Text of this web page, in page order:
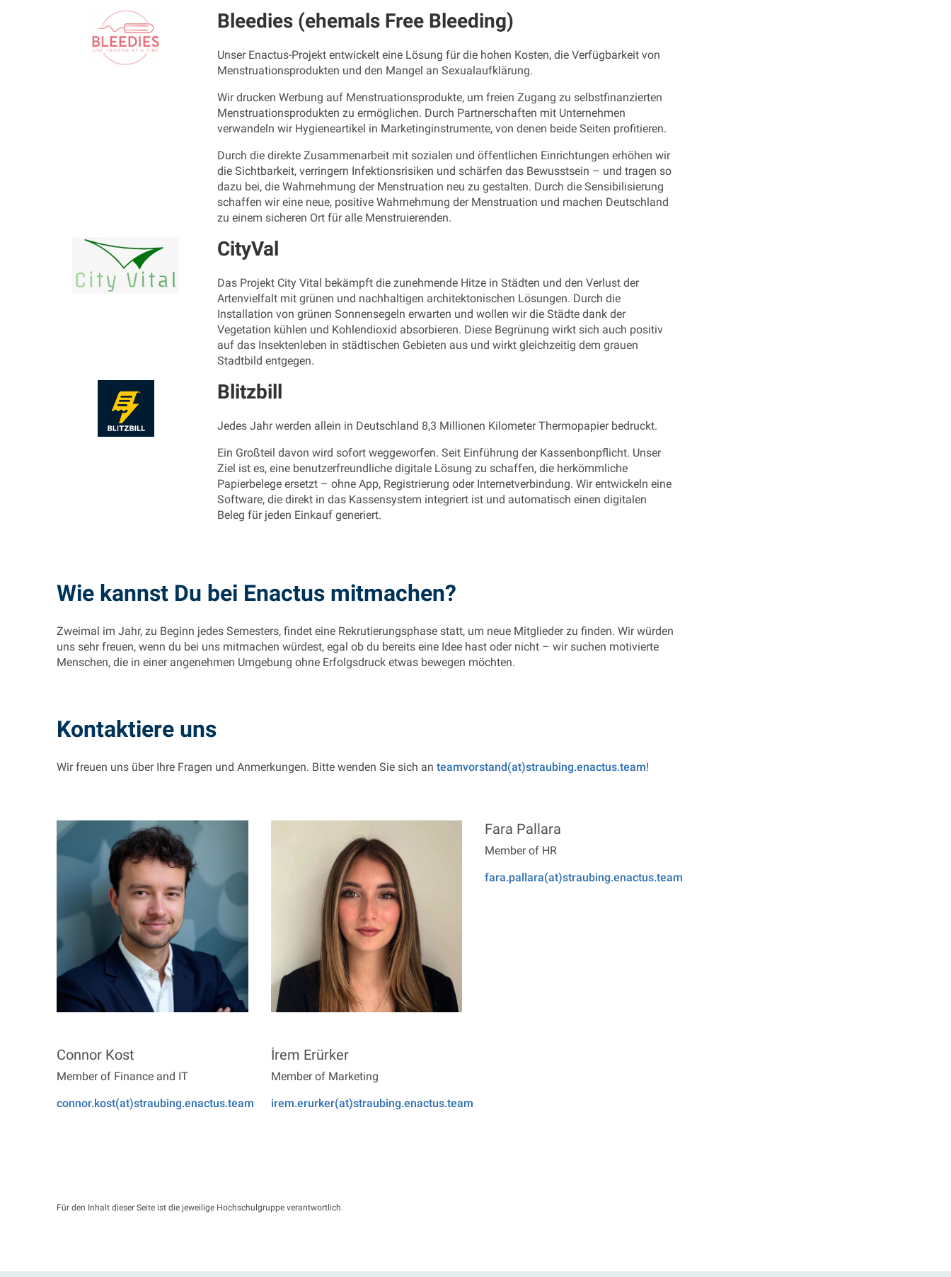
Bleedies (ehemals Free Bleeding)
Unser Enactus-Projekt entwickelt eine Lösung für die hohen Kosten, die Verfügbarkeit von
Menstruationsprodukten und den Mangel an Sexualaufklärung.
Wir drucken Werbung auf Menstruationsprodukte, um freien Zugang zu selbstfinanzierten
Menstruationsprodukten zu ermöglichen. Durch Partnerschaften mit Unternehmen
verwandeln wir Hygieneartikel in Marketinginstrumente, von denen beide Seiten profitieren.
Durch die direkte Zusammenarbeit mit sozialen und öffentlichen Einrichtungen erhöhen wir
die Sichtbarkeit, verringern Infektionsrisiken und schärfen das Bewusstsein – und tragen so
dazu bei, die Wahrnehmung der Menstruation neu zu gestalten. Durch die Sensibilisierung
schaffen wir eine neue, positive Wahrnehmung der Menstruation und machen Deutschland
zu einem sicheren Ort für alle Menstruierenden.
CityVal
Das Projekt City Vital bekämpft die zunehmende Hitze in Städten und den Verlust der
Artenvielfalt mit grünen und nachhaltigen architektonischen Lösungen. Durch die
Installation von grünen Sonnensegeln erwarten und wollen wir die Städte dank der
Vegetation kühlen und Kohlendioxid absorbieren. Diese Begrünung wirkt sich auch positiv
auf das Insektenleben in städtischen Gebieten aus und wirkt gleichzeitig dem grauen
Stadtbild entgegen.
Blitzbill
Jedes Jahr werden allein in Deutschland 8,3 Millionen Kilometer Thermopapier bedruckt.
Ein Großteil davon wird sofort weggeworfen. Seit Einführung der Kassenbonpflicht. Unser
Ziel ist es, eine benutzerfreundliche digitale Lösung zu schaffen, die herkömmliche
Papierbelege ersetzt – ohne App, Registrierung oder Internetverbindung. Wir entwickeln eine
Software, die direkt in das Kassensystem integriert ist und automatisch einen digitalen
Beleg für jeden Einkauf generiert.
Wie kannst Du bei Enactus mitmachen?
Zweimal im Jahr, zu Beginn jedes Semesters, findet eine Rekrutierungsphase statt, um neue Mitglieder zu finden. Wir würden
uns sehr freuen, wenn du bei uns mitmachen würdest, egal ob du bereits eine Idee hast oder nicht – wir suchen motivierte
Menschen, die in einer angenehmen Umgebung ohne Erfolgsdruck etwas bewegen möchten.
Kontaktiere uns
Wir freuen uns über Ihre Fragen und Anmerkungen. Bitte wenden Sie sich an teamvorstand(at)straubing.enactus.team!
Connor Kost
Member of Finance and IT
connor.kost(at)straubing.enactus.team
İrem Erürker
Member of Marketing
irem.erurker(at)straubing.enactus.team
Fara Pallara
Member of HR
fara.pallara(at)straubing.enactus.team
Für den Inhalt dieser Seite ist die jeweilige Hochschulgruppe verantwortlich.